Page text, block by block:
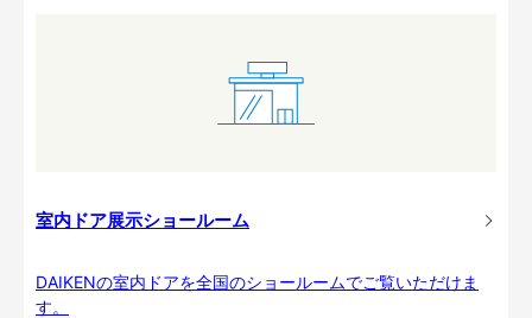
室内ドア展示ショールーム
DAIKENの室内ドアを全国のショールームでご覧いただけま
す。